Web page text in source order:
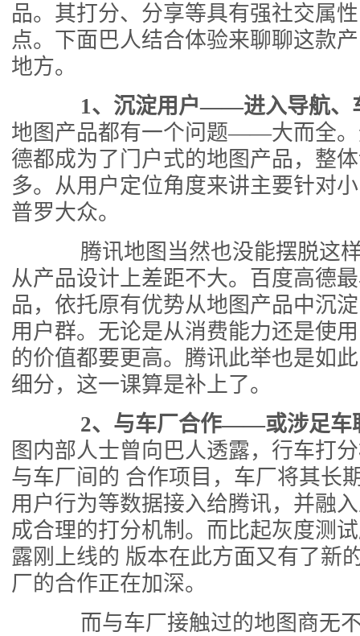
品。其打分、分享等具有强社交属
点。下面巴人结合体验来聊聊这款
地方。
1、沉淀用户——进入导航、
地图产品都有一个问题——大而全
德都成为了门户式的地图产品，整
多。从用户定位角度来讲主要针对
普罗大众。
腾讯地图当然也没能摆脱这样
从产品设计上差距不大。百度高德
品，依托原有优势从地图产品中沉
用户群。无论是从消费能力还是使
的价值都要更高。腾讯此举也是如
细分，这一课算是补上了。
2、与车厂合作——或涉足车
图内部人士曾向巴人透露，行车打
与车厂间的 合作项目，车厂将其长
用户行为等数据接入给腾讯，并融
成合理的打分机制。而比起灰度测
露刚上线的 版本在此方面又有了新
厂的合作正在加深。
而与车厂接触过的地图商无不